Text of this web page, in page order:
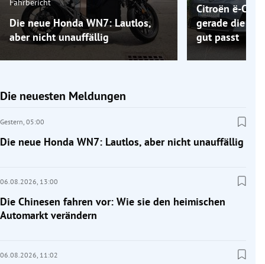
Fahrbericht
Die neue Honda WN7: Lautlos,
aber nicht unauffällig
Citroën ë-C5
gerade die
gut passt
Die neuesten Meldungen
Gestern, 05:00
Die neue Honda WN7: Lautlos, aber nicht unauffällig
06.08.2026, 13:00
Die Chinesen fahren vor: Wie sie den heimischen
Automarkt verändern
06.08.2026, 11:02